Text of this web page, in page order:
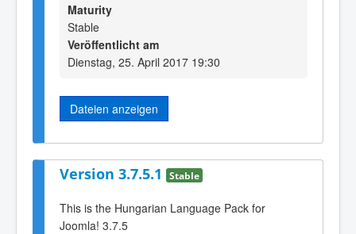
Maturity
Stable
Veröffentlicht am
Dienstag, 25. April 2017 19:30
Dateien anzeigen
Version 3.7.5.1 Stable
This is the Hungarian Language Pack for
Joomla! 3.7.5